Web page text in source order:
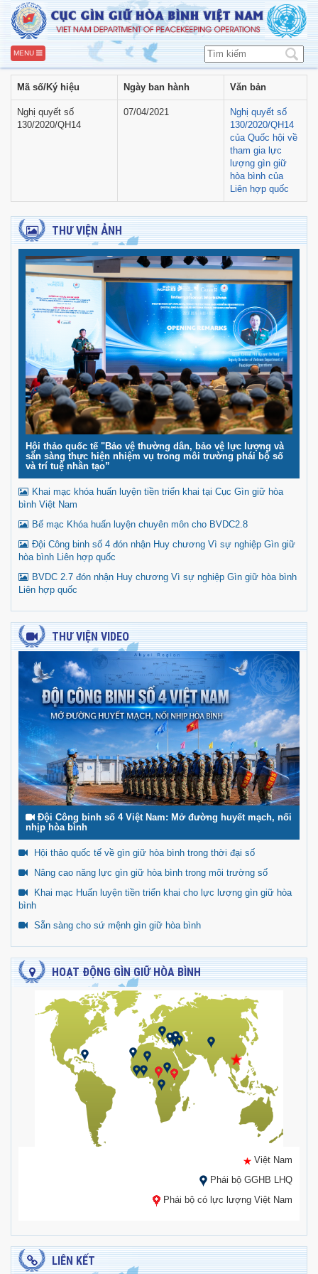
MENU
Mã số/Ký hiệu Ngày ban hành Văn bản
Nghị quyết số
130/2020/QH14
07/04/2021
Nghị quyết số
130/2020/QH14
của Quốc hội về
tham gia lực
lượng gìn giữ
hòa bình của
Liên hợp quốc
THƯ VIỆN ẢNH
Hội thảo quốc tế "Bảo vệ thường dân, bảo vệ lực lượng và
sẵn sàng thực hiện nhiệm vụ trong môi trường phái bộ số
và trí tuệ nhân tạo”
Khai mạc khóa huấn luyện tiền triển khai tại Cục Gìn giữ hòa
bình Việt Nam
Bế mạc Khóa huấn luyện chuyên môn cho BVDC2.8
Đội Công binh số 4 đón nhận Huy chương Vì sự nghiệp Gìn giữ
hòa bình Liên hợp quốc
BVDC 2.7 đón nhận Huy chương Vì sự nghiệp Gìn giữ hòa bình
Liên hợp quốc
THƯ VIỆN VIDEO
Đội Công binh số 4 Việt Nam: Mở đường huyết mạch, nối
nhịp hòa bình
Hội thảo quốc tế về gìn giữ hòa bình trong thời đại số
Nâng cao năng lực gìn giữ hòa bình trong môi trường số
Khai mạc Huấn luyện tiền triển khai cho lực lượng gìn giữ hòa
bình
Sẵn sàng cho sứ mệnh gìn giữ hòa bình
HOẠT ĐỘNG GÌN GIỮ HÒA BÌNH
Việt Nam
Phái bộ GGHB LHQ
Phái bộ có lực lượng Việt Nam
LIÊN KẾT